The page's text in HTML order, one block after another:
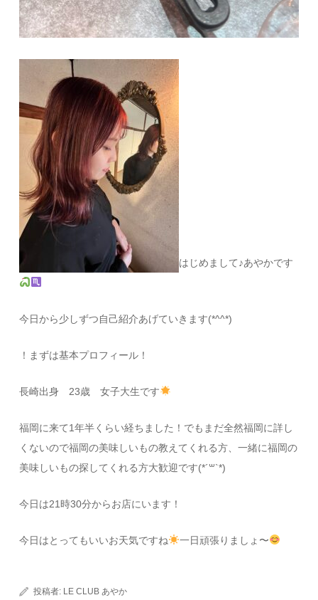
はじめまして♪あやかです
今日から少しずつ自己紹介あげていきます(*^^*)
！まずは基本プロフィール！
長崎出身 23歳 女子大生です
福岡に来て1年半くらい経ちました！でもまだ全然福岡に詳し
くないので福岡の美味しいもの教えてくれる方、一緒に福岡の
美味しいもの探してくれる方大歓迎です(*´꒳`*)
今日は21時30分からお店にいます！
今日はとってもいいお天気ですね 一日頑張りましょ〜
投稿者: LE CLUB あやか